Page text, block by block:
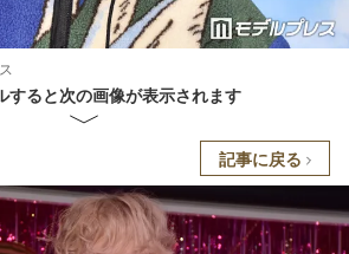
すると次の画像が表示されます
記事に戻る